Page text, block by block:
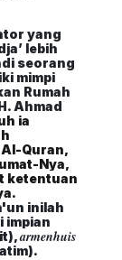
yang
lebih
seorang
mimpi
Rumah
Ahmad
ia
Quran,
Nya,
ketentuan
inilah
impian
armenhuis